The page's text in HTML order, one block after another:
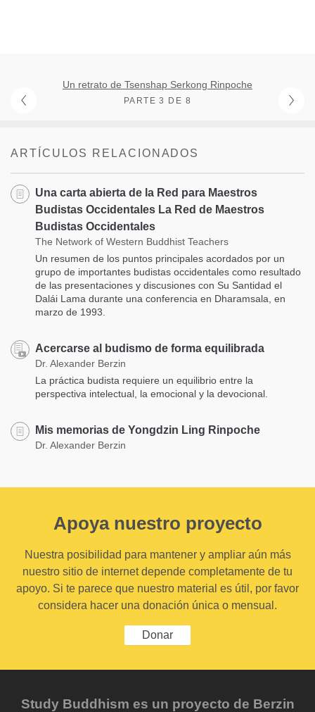
Un retrato de Tsenshap Serkong Rinpoche
PARTE 3 DE 8
ARTÍCULOS RELACIONADOS
Una carta abierta de la Red para Maestros
Budistas Occidentales La Red de Maestros
Budistas Occidentales
The Network of Western Buddhist Teachers
Un resumen de los puntos principales acordados por un
grupo de importantes budistas occidentales como resultado
de las presentaciones y discusiones con Su Santidad el
Dalái Lama durante una conferencia en Dharamsala, en
marzo de 1993.
Acercarse al budismo de forma equilibrada
Dr. Alexander Berzin
La práctica budista requiere un equilibrio entre la
perspectiva intelectual, la emocional y la devocional.
Mis memorias de Yongdzin Ling Rinpoche
Dr. Alexander Berzin
Apoya nuestro proyecto
Nuestra posibilidad para mantener y ampliar aún más
nuestro sitio de internet depende completamente de tu
apoyo. Si te parece que nuestro material es útil, por favor
considera hacer una donación única o mensual.
Donar
Study Buddhism es un proyecto de Berzin